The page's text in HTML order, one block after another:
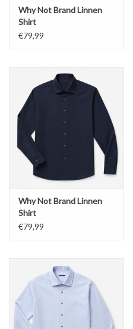
Why Not Brand Linnen
Shirt
€79,99
Why Not Brand Linnen
Shirt
€79,99